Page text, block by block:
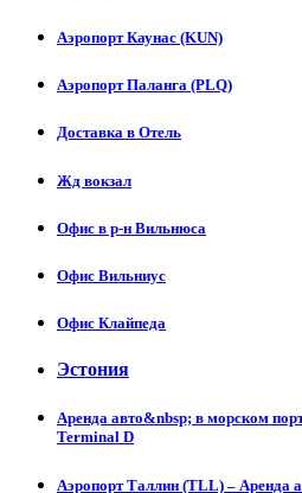
Аэропорт Каунас (KUN)
Аэропорт Паланга (PLQ)
Доставка в Отель
Жд вокзал
Офис в р-н Вильнюса
Офис Вильниус
Офис Клайпеда
Эстония
Аренда авто&nbsp; в морском
Terminal D
Аэропорт Таллин (TLL) – Аренда